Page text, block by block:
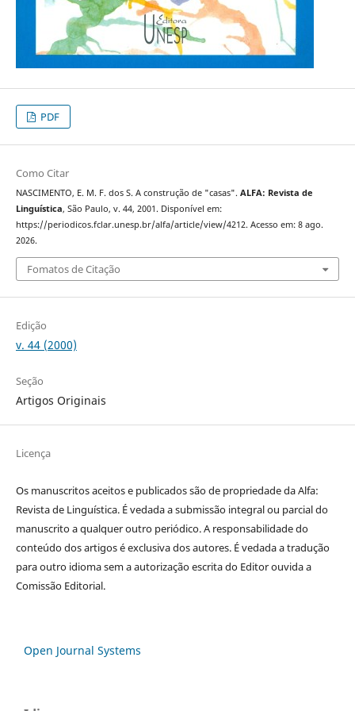
PDF
Como Citar
NASCIMENTO, E. M. F. dos S. A construção de "casas". ALFA: Revista de
Linguística, São Paulo, v. 44, 2001. Disponível em:
https://periodicos.fclar.unesp.br/alfa/article/view/4212. Acesso em: 8 ago.
2026.
Fomatos de Citação
Edição
v. 44 (2000)
Seção
Artigos Originais
Licença
Os manuscritos aceitos e publicados são de propriedade da Alfa:
Revista de Linguística. É vedada a submissão integral ou parcial do
manuscrito a qualquer outro periódico. A responsabilidade do
conteúdo dos artigos é exclusiva dos autores. É vedada a tradução
para outro idioma sem a autorização escrita do Editor ouvida a
Comissão Editorial.
Open Journal Systems